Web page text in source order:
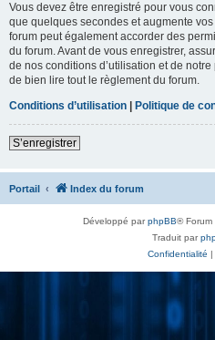
Vous devez être enregistré pour vous
que quelques secondes et augmente
forum peut également accorder des
du forum. Avant de vous enregistrer,
de nos conditions d’utilisation et de
de bien lire tout le règlement du forum.
Conditions d’utilisation
Politique de
S’enregistrer
Portail Index du forum
Développé parphpBB® Forum
Traduit par
Confidentialité |